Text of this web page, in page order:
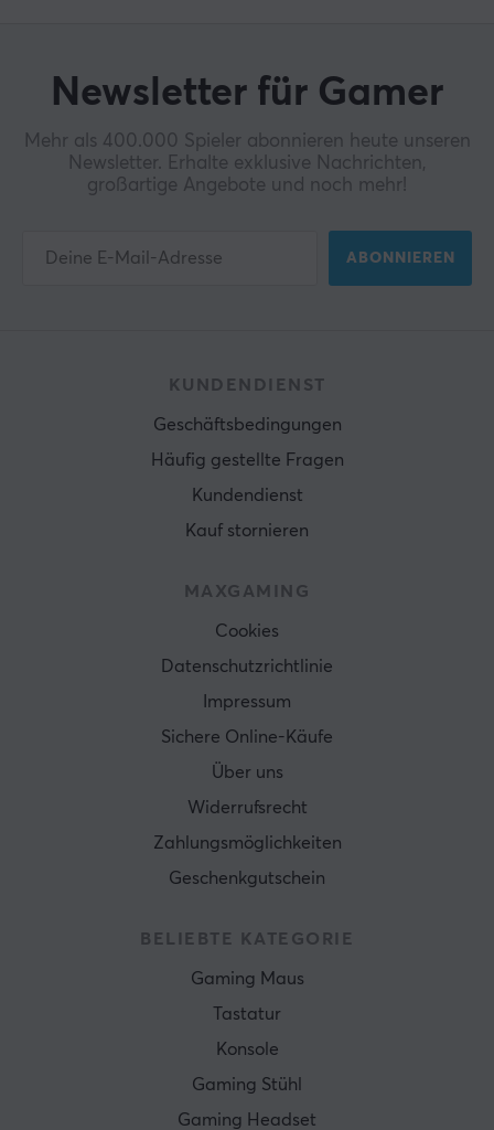
Newsletter für Gamer
Mehr als 400.000 Spieler abonnieren heute unseren
Newsletter. Erhalte exklusive Nachrichten,
großartige Angebote und noch mehr!
ABONNIEREN
KUNDENDIENST
Geschäftsbedingungen
Häufig gestellte Fragen
Kundendienst
Kauf stornieren
MAXGAMING
Cookies
Datenschutzrichtlinie
Impressum
Sichere Online-Käufe
Über uns
Widerrufsrecht
Zahlungsmöglichkeiten
Geschenkgutschein
BELIEBTE KATEGORIE
Gaming Maus
Tastatur
Konsole
Gaming Stühl
Gaming Headset